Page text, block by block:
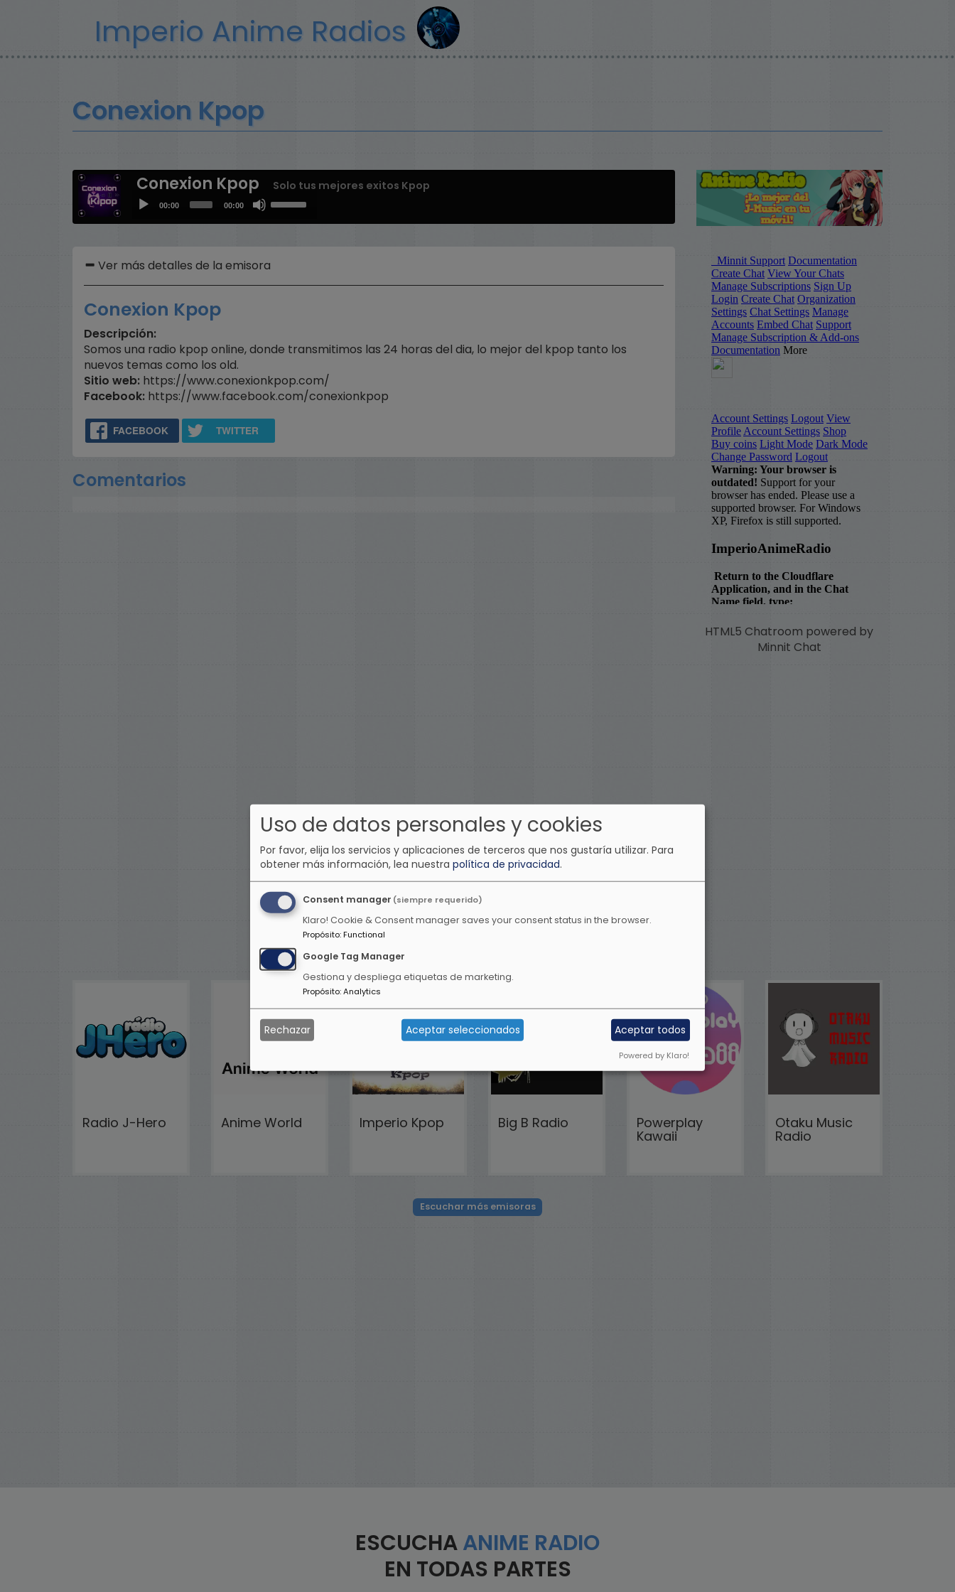
principal
Imperio Anime Radios
Conexion Kpop
Conexion Kpop Solo tus mejores exitos Kpop
Audio00:00 00:00
Ver más detalles de la emisora
Conexion Kpop
Descripción:
Somos una radio kpop online, donde transmitimos las 24 horas del dia, lo mejor del kpop tanto los
nuevos temas como los old.
Sitio web: https://www.conexionkpop.com/
Facebook: https://www.facebook.com/conexionkpop
FACEBOOK TWITTER
Comentarios
HTML5 Chatroom powered by
Minnit Chat
Otras emisoras de música anime
Radio J-Hero Anime World Imperio Kpop Big B Radio Powerplay
Kawaii
Otaku Music
Radio
Escuchar más emisoras
ESCUCHAANIME RADIO
EN TODAS PARTES
Uso de datos personales y cookies
Por favor, elija los servicios y aplicaciones de terceros que nos gustaría utilizar. Para
obtener más información, lea nuestra política de privacidad.
Consent manager (siempre requerido)
Klaro! Cookie & Consent manager saves your consent status in the browser.
Propósito:Functional
Google Tag Manager
Gestiona y despliega etiquetas de marketing.
Propósito:Analytics
Rechazar Aceptar seleccionados Aceptar todos
Powered by Klaro!